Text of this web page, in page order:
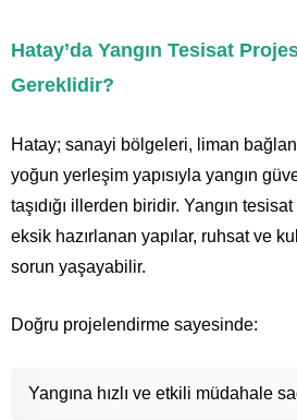
Hatay’da Yangın Tesisat
Gereklidir?
Hatay; sanayi bölgeleri, liman
yoğun yerleşim yapısıyla yangın
taşıdığı illerden biridir. Yangın
eksik hazırlanan yapılar, ruhsat ve
sorun yaşayabilir.
Doğru projelendirme sayesinde:
Yangına hızlı ve etkili müdahale